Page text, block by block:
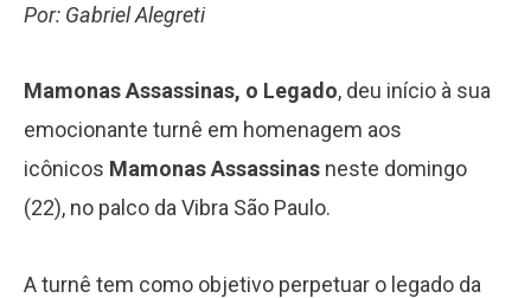
Por: Gabriel Alegreti
Mamonas Assassinas, o Legado, deu início à sua
emocionante turnê em homenagem aos
icônicos Mamonas Assassinas neste domingo
(22), no palco da Vibra São Paulo.
A turnê tem como objetivo perpetuar o legado da